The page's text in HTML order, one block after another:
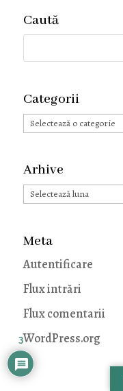
Caută
Categorii
Categorii
Arhive
Arhive
Meta
Autentificare
Flux intrări
Flux comentarii
WordPress.org
3